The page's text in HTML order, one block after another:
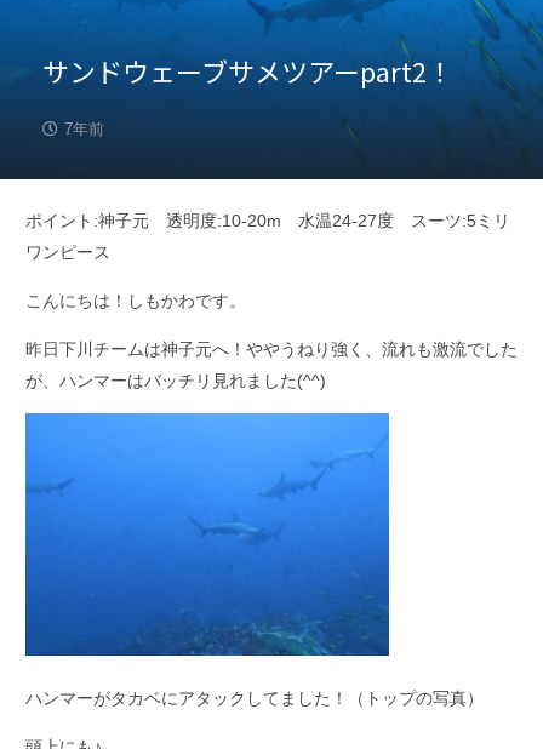
サンドウェーブサメツアーpart2！
7年前
ポイント:神子元 透明度:10-20m 水温24-27度 スーツ:5ミリ
ワンピース
こんにちは！しもかわです。
昨日下川チームは神子元へ！ややうねり強く、流れも激流でした
が、ハンマーはバッチリ見れました(^^)
ハンマーがタカベにアタックしてました！（トップの写真）